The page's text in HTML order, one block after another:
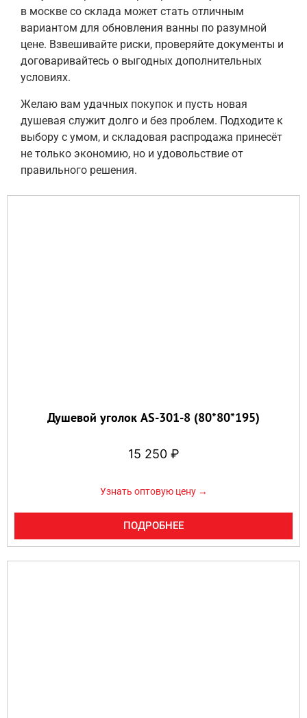
в москве со склада может стать отличным
вариантом для обновления ванны по разумной
цене. Взвешивайте риски, проверяйте документы и
договаривайтесь о выгодных дополнительных
условиях.
Желаю вам удачных покупок и пусть новая
душевая служит долго и без проблем. Подходите к
выбору с умом, и складовая распродажа принесёт
не только экономию, но и удовольствие от
правильного решения.
Душевой уголок AS-301-8 (80*80*195)
15 250 ₽
Узнать оптовую цену →
ПОДРОБНЕЕ